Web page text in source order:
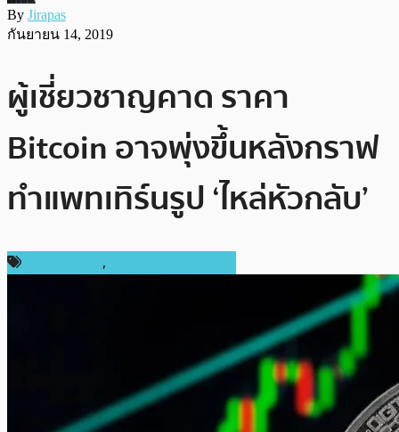
By Jirapas
กันยายน 14, 2019
ผู้เชี่ยวชาญคาด ราคา
Bitcoin อาจพุ่งขึ้นหลังกราฟ
ทำแพทเทิร์นรูป ‘ไหล่หัวกลับ’
,